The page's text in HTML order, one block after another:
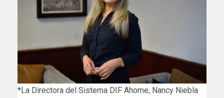
*La Directora del Sistema DIF Ahome, Nancy Niebla